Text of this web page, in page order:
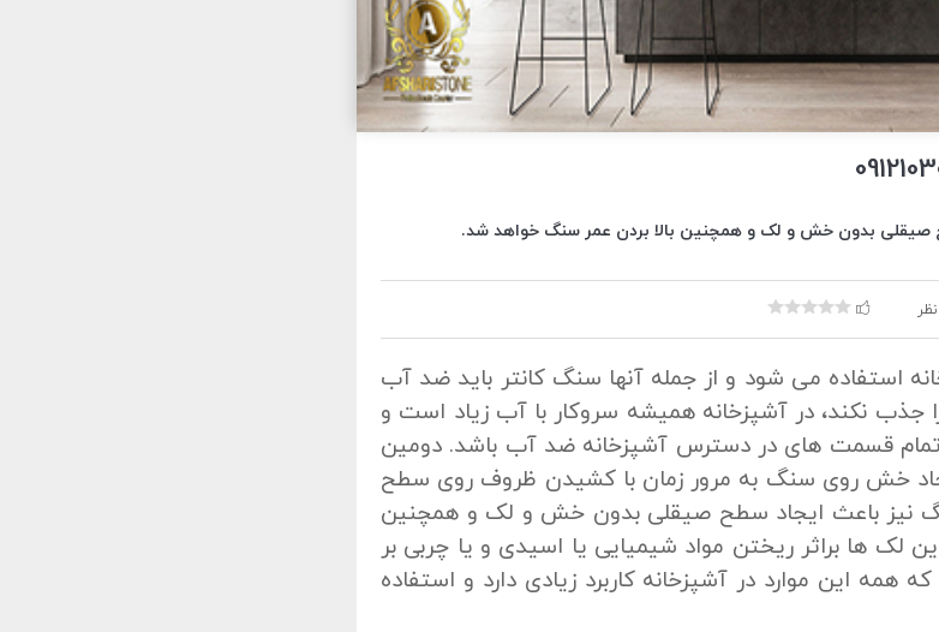
بدون خش و لک و همچنین بالا بردن عمر سنگ خواهد شد.
استفاده می شود و از جمله آنها سنگ کانتر باید ضد آب
جذب نکند، در آشپزخانه همیشه سروکار با آب زیاد است و
قسمت های در دسترس آشپزخانه ضد آب باشد. دومین
خش روی سنگ به مرور زمان با کشیدن ظروف روی سطح
باعث ایجاد سطح صیقلی بدون خش و لک و همچنین
لک ها براثر ریختن مواد شیمیایی یا اسیدی و یا چربی بر
این موارد در آشپزخانه کاربرد زیادی دارد و استفاده